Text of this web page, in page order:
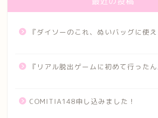
『ダイソーのこれ、ぬいバッグに使え
『リアル脱出ゲームに初めて行ったん
COMITIA148申し込みました！